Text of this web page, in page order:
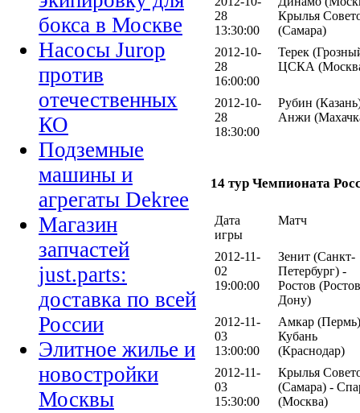
бокса в Москве
Насосы Jurop
против
отечественных
КО
Подземные
машины и
агрегаты Dekree
Магазин
запчастей
just.parts:
доставка по всей
России
Элитное жилье и
новостройки
Москвы
28
13:30:00
Крылья
(Самара)
2012-10-
28
16:00:00
Терек
ЦСКА
2012-10-
28
18:30:00
Рубин
Анжи
14 тур Чемпионата
Дата
игры
Матч
2012-11-
02
19:00:00
Зенит (Санкт-
Петербург) -
Ростов
Дону)
2012-11-
03
13:00:00
Амкар
Кубань
(Краснодар)
2012-11-
03
15:30:00
Крылья
(Самара) -
(Москва)